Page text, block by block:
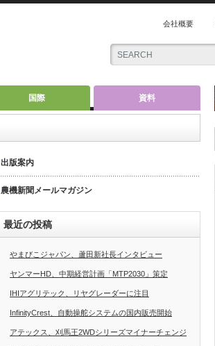
会社概要
国際 資料
出版案内
農機新聞メールマガジン
最近の投稿
やまびこジャパン、蘆田新社長インタビュー
ヤンマーHD、中期経営計画「MTP2030」策定
IHIアグリテック、リヤグレーダーに注目
InfinityCrest、自動操舵システムの国内販売開始
アテックス、刈馬王2WDシリーズマイナーチェンジ